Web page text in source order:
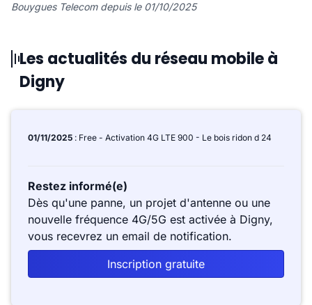
Bouygues Telecom depuis le 01/10/2025
Les actualités du réseau mobile à
Digny
01/11/2025 : Free - Activation 4G LTE 900 - Le bois ridon d 24
Restez informé(e)
Dès qu'une panne, un projet d'antenne ou une
nouvelle fréquence 4G/5G est activée à Digny,
vous recevrez un email de notification.
Inscription gratuite